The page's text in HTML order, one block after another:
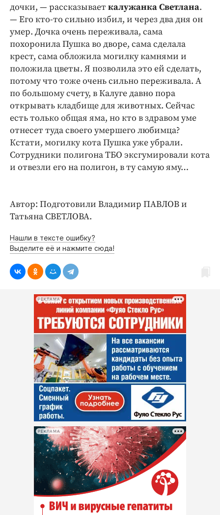
дочки, — рассказывает калужанка Светлана.
— Его кто-то сильно избил, и через два дня он
умер. Дочка очень переживала, сама
похоронила Пушка во дворе, сама сделала
крест, сама обложила могилку камнями и
положила цветы. Я позволила это ей сделать,
потому что тоже очень сильно переживала. А
по большому счету, в Калуге давно пора
открывать кладбище для животных. Сейчас
есть только общая яма, но кто в здравом уме
отнесет туда своего умершего любимца?
Кстати, могилку кота Пушка уже убрали.
Сотрудники полигона ТБО эксгумировали кота
и отвезли его на полигон, в ту самую яму…
Автор: Подготовили Владимир ПАВЛОВ и
Татьяна СВЕТЛОВА.
Нашли в тексте ошибку?
Выделите её и нажмите сюда!
РЕКЛАМА
РЕКЛАМА